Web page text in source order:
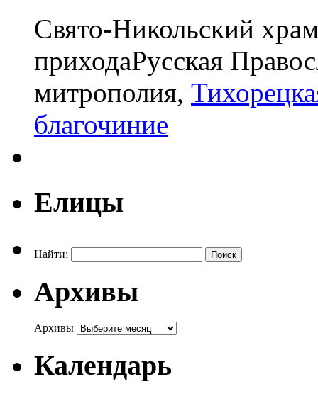
Свято-Никольский
приходаРусская
митрополия,
благочиние
Елицы
Найти:
Архивы
Архивы
Календарь